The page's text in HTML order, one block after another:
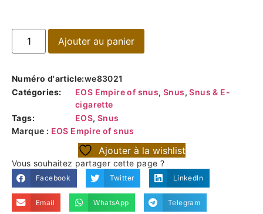
Ajouter au panier
Numéro d'article:we83021
Catégories:
EOS Empire of snus,Snus,Snus & E-
cigarette
Tags:
EOS,Snus
Marque : EOS Empire of snus
Ajouter à la wishlist
Vous souhaitez partager cette page ?
Facebook Twitter LinkedIn
Email WhatsApp Telegram